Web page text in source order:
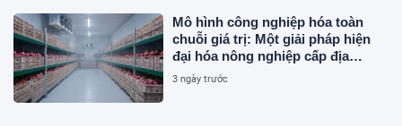
Mô hình công nghiệp hóa toàn
chuỗi giá trị: Một giải pháp hiện
đại hóa nông nghiệp cấp địa
phương tại Việt Nam
3 ngày trước